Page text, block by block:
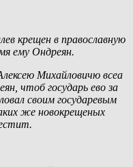
крещен в православную
ему Ондреян.
Михайловичю всеа
чтоб государь ево за
своим государевым
же новокрещеных